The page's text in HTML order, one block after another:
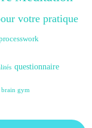
votre pratique
questionnaire
gym